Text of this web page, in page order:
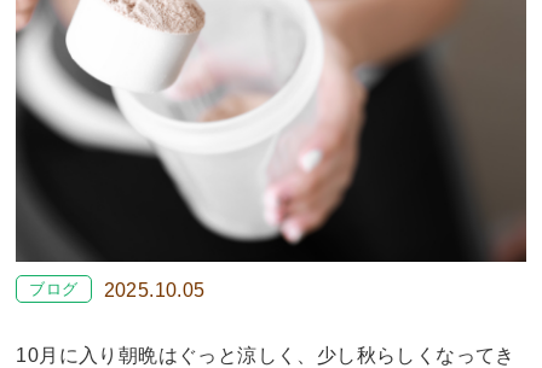
ブログ 2025.10.05
10月に入り朝晩はぐっと涼しく、少し秋らしくなってき